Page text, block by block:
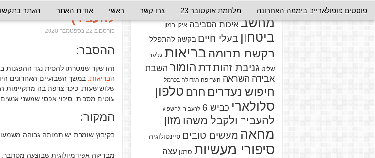
פוסטים פופולאריים ביממה האחרונה מלחמת אוקטובר 23 צרו קשר ראשי אודות האתר האתר
להעביר)
פורסם ב 22 בספטמבר 2020
ההסבר:
זהו שקר שמטרתו להסית נגד ההפגנות
הבריאות. במשך השבועיים האחרונים
שלוש שעות. כיכר צרפת בה מתקיימות
עוטים מסכות. סיכוי אפסי שמשני
המקור:
בקיבוץ שומרת יש תמותה גבוהה
מבדיקה אפידמיולוגית שבוצעה מסתבר,
מפני מוצריםאזהרת וירוס
מחשב איכות הסביבה אילן רמון
ביטחון בעלי חיים בקשה להתפלל
בקשת תרומהבריאות גלעד
שליט גניבת זהותדת הומור השבת
אבידה השראה השריפה הגדולה בכרמל
חיפוש נעדרים חרם טלפון
סלולארי כביש 6 להעביר ולהשפיע
להעביר ולקבל משהו מזון
מחאה מעשים טובים סיינטולוגיה
סיפורי מעשיות סרטן עצה